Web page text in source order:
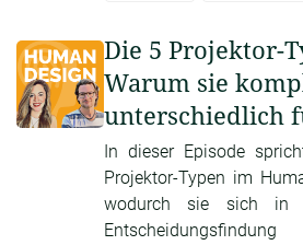
Die 5 Projektor-
Warum sie
unterschiedlich
In dieser Episode
Projektor-Typen im
wodurch sie sich in